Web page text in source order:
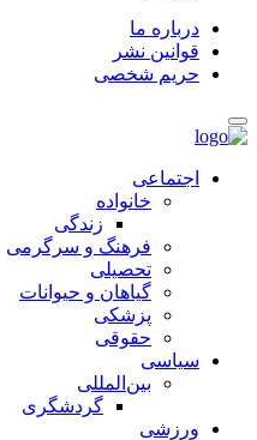
درباره ما
قوانین نشر
حریم شخصی
اجتماعی
خانواده
زندگی
فرهنگ و سرگرمی
تحصیلی
گیاهان و حیوانات
پزشکی
حقوقی
سیاسی
بین‌المللی
گردشگری
ورزشی